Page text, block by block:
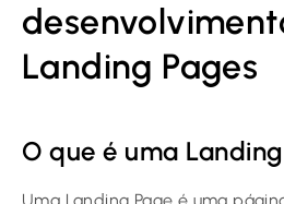
Landing Pages
O que é uma